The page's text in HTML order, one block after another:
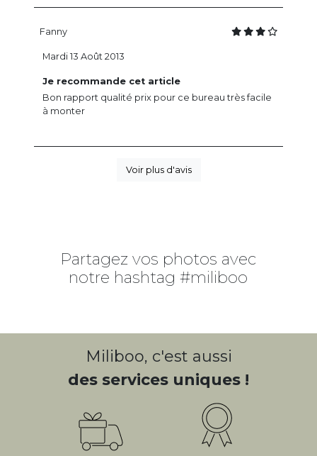
Fanny
Je recommande cet article
Bon rapport qualité prix pour ce bureau très facile
à monter
Mardi 13 Août 2013
Voir plus d'avis
Partagez vos photos avec
notre hashtag #miliboo
Miliboo, c'est aussi
des services uniques !